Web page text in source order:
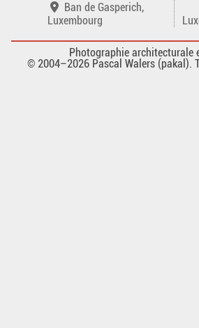
Ban de Gasperich,
Luxembourg
Photographie architecturale
© 2004–2026 Pascal Walers (pakal).